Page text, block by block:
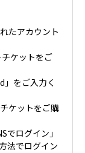
たアカウント
ケットをご
をご入力く
ケットをご購
でログイン」
法でログイン